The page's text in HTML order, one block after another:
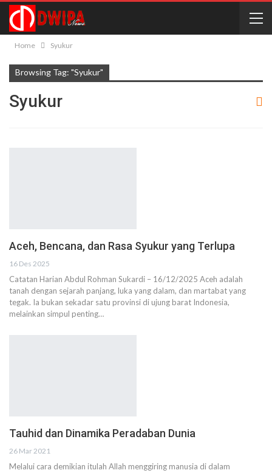
Home Syukur
Browsing Tag: "Syukur"
Syukur
Aceh, Bencana, dan Rasa Syukur yang Terlupa
16 Des 2025
Catatan Harian Abdul Rohman Sukardi – 16/12/2025 Aceh adalah
tanah dengan sejarah panjang, luka yang dalam, dan martabat yang
tegak. Ia bukan sekadar satu provinsi di ujung barat Indonesia,
melainkan simpul penting…
Tauhid dan Dinamika Peradaban Dunia
26 Mar 2021
Melalui cara demikian itulah Allah menggiring manusia di dalam